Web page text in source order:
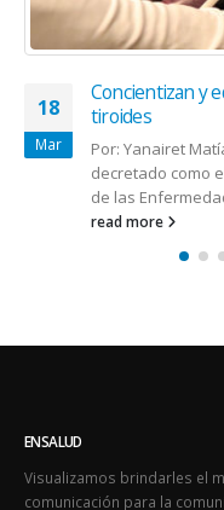
La deshidratación